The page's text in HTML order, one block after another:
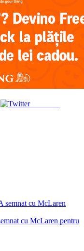
Post on X
cu McLaren pentru